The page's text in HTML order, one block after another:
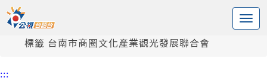
中央內容區塊
頭頁
標籤 台南市商圈文化產業觀光發展聯合會
:::